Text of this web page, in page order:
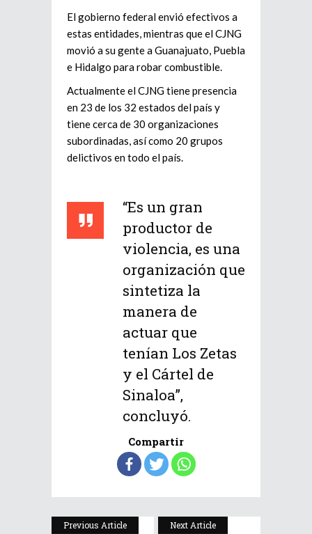
El gobierno federal envió efectivos a
estas entidades, mientras que el CJNG
movió a su gente a Guanajuato, Puebla
e Hidalgo para robar combustible.
Actualmente el CJNG tiene presencia
en 23 de los 32 estados del país y
tiene cerca de 30 organizaciones
subordinadas, así como 20 grupos
delictivos en todo el país.
“Es un gran
productor de
violencia, es una
organización que
sintetiza la
manera de
actuar que
tenían Los Zetas
y el Cártel de
Sinaloa”,
concluyó.
Compartir
Previous Article Next Article